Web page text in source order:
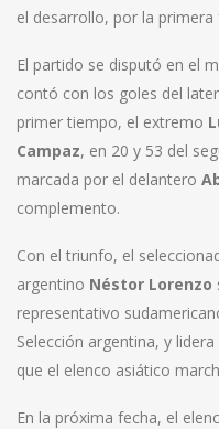
el desarrollo, por la primera
El partido se disputó en el
contó con los goles del
primer tiempo, el extremo
Campaz, en 20 y 53 del
marcada por el delantero
complemento.
Con el triunfo, el
argentino Néstor Lorenzo
representativo
Selección argentina, y
que el elenco asiático
En la próxima fecha, el